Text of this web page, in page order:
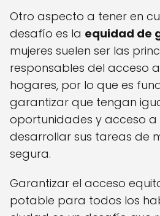
Otro aspecto a tener en
desafío es la equidad de
mujeres suelen ser las
responsables del acceso
hogares, por lo que es
garantizar que tengan
oportunidades y acceso
desarrollar sus tareas de
segura.
Garantizar el acceso
potable para todos los